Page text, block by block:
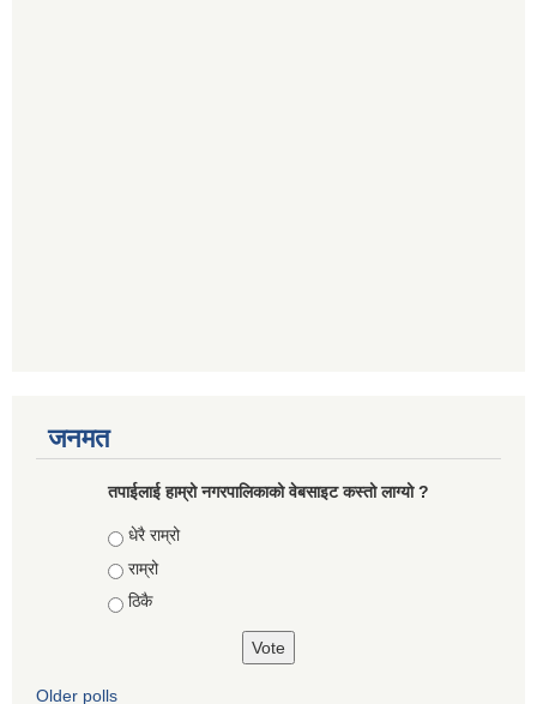
जनमत
तपाईलाई हाम्रो नगरपालिकाको वेबसाइट कस्तो लाग्यो ?
Choices
धेरै राम्रो
राम्रो
ठिकै
Older polls